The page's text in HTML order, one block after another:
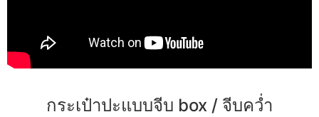
กระเป๋าปะแบบจีบ box / จีบคว่ำ